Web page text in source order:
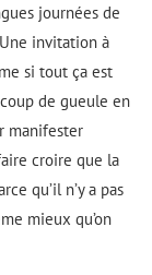
journées de
invitation à
si tout ça est
de gueule en
manifester
croire que la
qu’il n’y a pas
mieux qu’on